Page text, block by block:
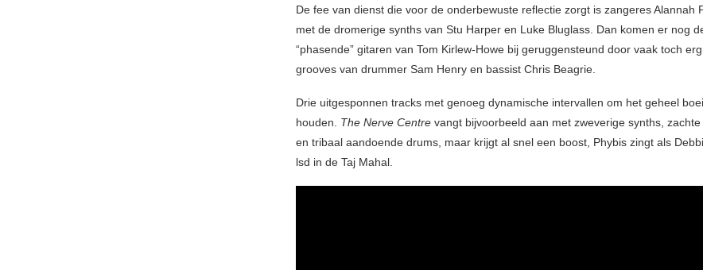
De fee van dienst die voor de onderbewuste reflectie zorgt is zangeres Alannah
met de dromerige synths van Stu Harper en Luke Bluglass. Dan komen er nog
“phasende” gitaren van Tom Kirlew-Howe bij geruggensteund door vaak toch
grooves van drummer Sam Henry en bassist Chris Beagrie.
Drie uitgesponnen tracks met genoeg dynamische intervallen om het geheel
houden. The Nerve Centre vangt bijvoorbeeld aan met zweverige synths,
en tribaal aandoende drums, maar krijgt al snel een boost, Phybis zingt als
lsd in de Taj Mahal.